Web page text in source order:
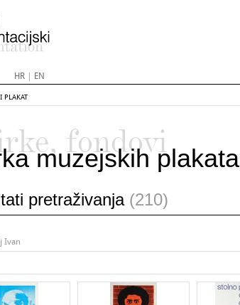
HR| EN
PLAKAT
fondovi
muzejskih plakata
pretraživanja (210)
Ivan